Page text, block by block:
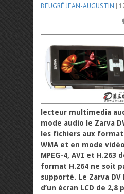
BEUGRÉ JEAN-AUGUSTIN |
lecteur multimedia
mode audio le Zarva
les fichiers aux formats
WMA et en mode
MPEG-4, AVI et H.263
format H.264 ne soit
supporté. Le Zarva DV
d’un écran LCD de